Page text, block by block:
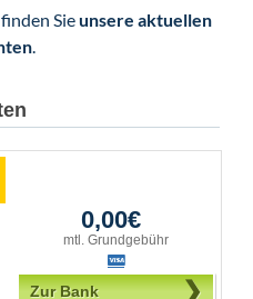
Sieunsere aktuellen
.
0,00€
mtl. Grundgebühr
Zur Bank